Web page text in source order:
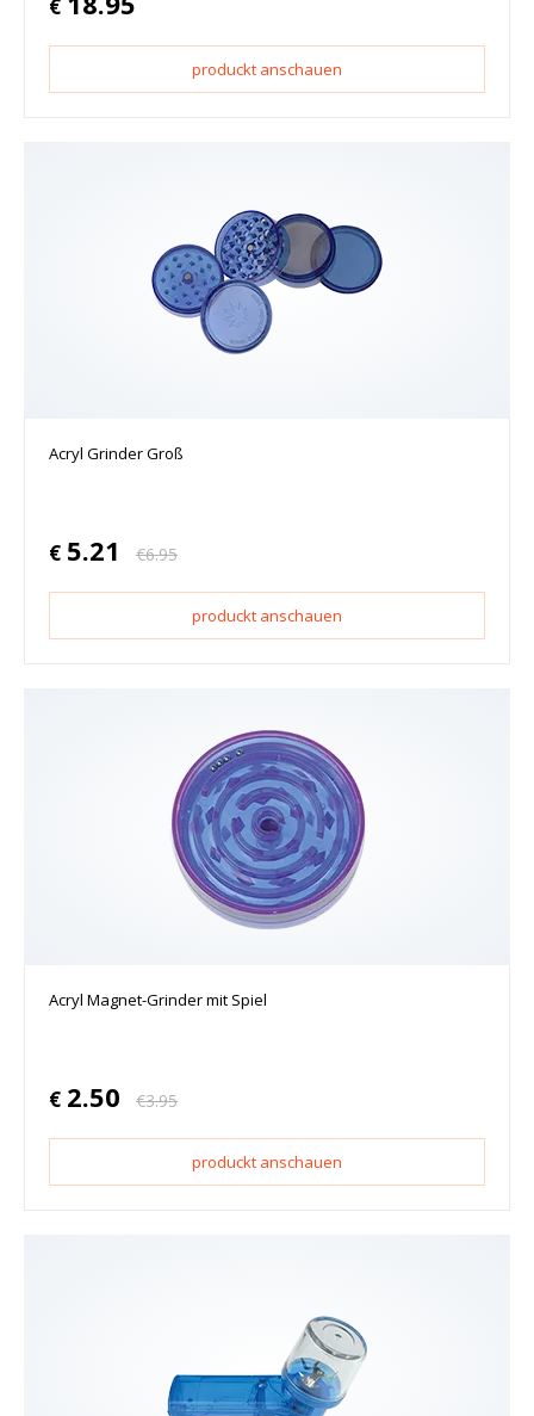
€
produckt anschauen
Acryl Grinder Groß
€ 5.21 €6.95
produckt anschauen
Acryl Magnet-Grinder mit Spiel
€ 2.50 €3.95
produckt anschauen